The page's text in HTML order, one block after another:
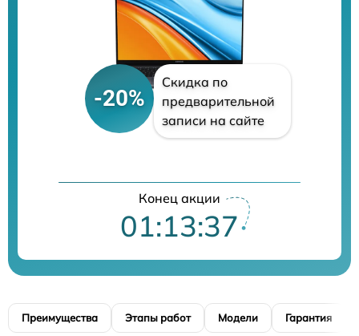
-20%
Скидка по
предварительной
записи на сайте
Конец акции
01:13:36
Преимущества Этапы работ Модели Гарантия